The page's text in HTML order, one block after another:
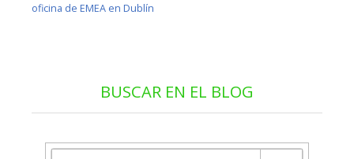
oficina de EMEA en Dublín
BUSCAR EN EL BLOG